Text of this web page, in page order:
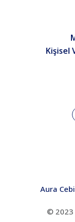
Kişisel
Aura
© 2023